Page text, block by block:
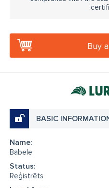
Buy
BASIC
Name:
Bābele
Status:
Reģistrēts